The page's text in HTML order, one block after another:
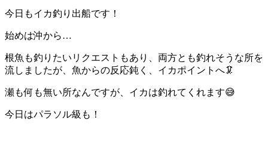
今日もイカ釣り出船です！
始めは沖から…
根魚も釣りたいリクエストもあり、両方とも釣れそうな所を
流しましたが、魚からの反応鈍く、イカポイントへ🦑
瀬も何も無い所なんですが、イカは釣れてくれます😅
今日はパラソル級も！